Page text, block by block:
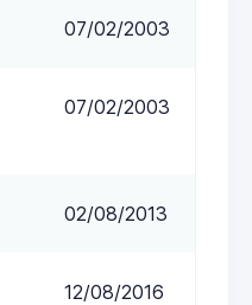
07/02/2003
07/02/2003
02/08/2013
12/08/2016